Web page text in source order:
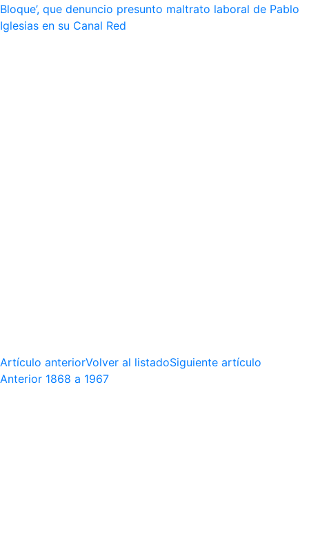
Bloque’, que denuncio presunto maltrato laboral de Pablo
Iglesias en su Canal Red
Artículo anteriorVolver al listadoSiguiente artículo
Anterior 1868 a 1967